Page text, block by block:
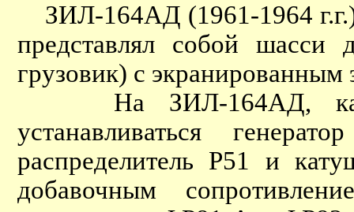
ЗИЛ-164АД (1961-1964
представлял собой шасси
грузовик) с экранированным
На ЗИЛ-164АД,
устанавливаться
распределитель Р51 и
добавочным